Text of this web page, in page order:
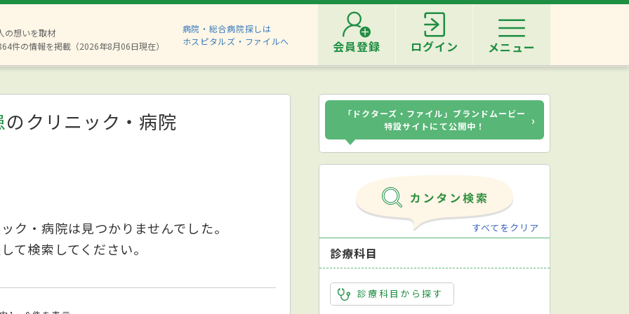
の想いを取材
件の情報を掲載（2026年8月06日現在）
病院・総合病院探しは
ホスピタルズ・ファイルへ
会員登録 ログイン メニュー
のクリニック・病院
ク・病院は見つかりませんでした。
て検索してください。
「ドクターズ・ファイル」ブランドムービー
特設サイトにて公開中！
›
すべてをクリア
診療科目
診療科目から探す